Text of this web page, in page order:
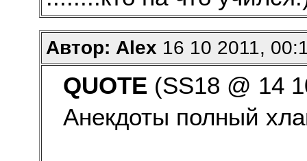
Автор: Alex 16 10 2011,
QUOTE (SS18 @ 14
Анекдоты полный